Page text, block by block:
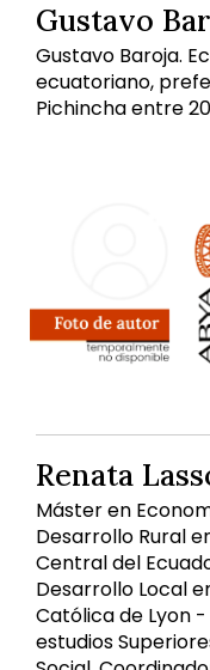
Gustavo
Gustavo Baroja.
ecuatoriano,
Pichincha entre
Renata
Máster en
Desarrollo Rural
Central del
Desarrollo Local
Católica de Lyon -
estudios